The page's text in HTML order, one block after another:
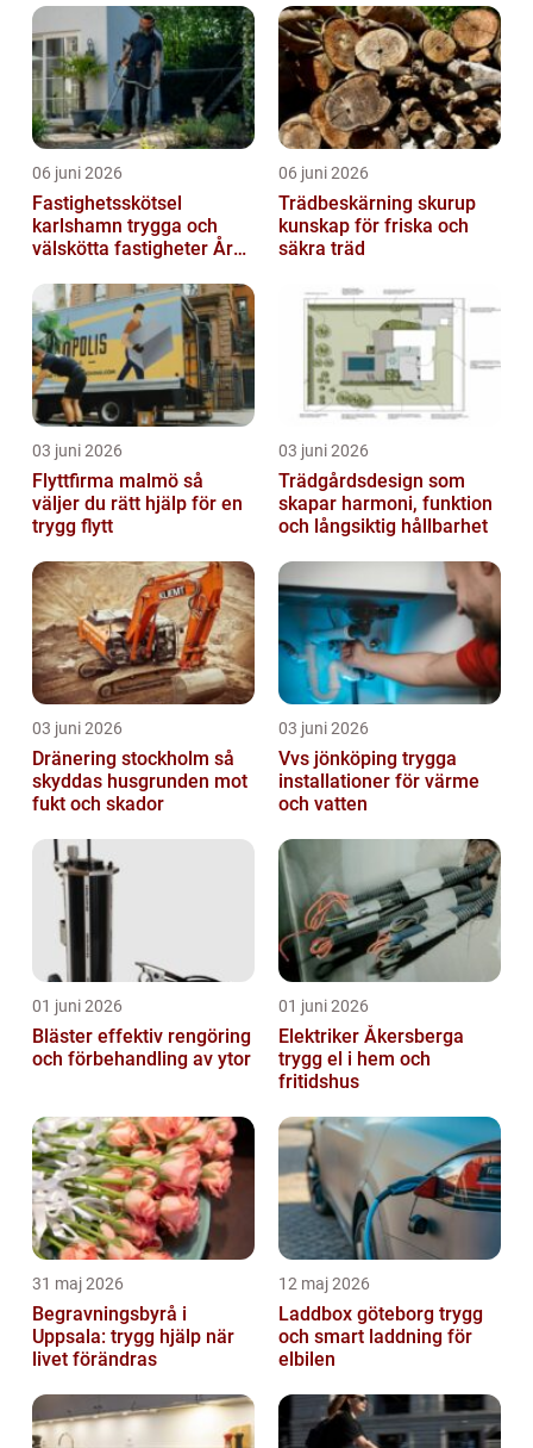
06 juni 2026
Fastighetsskötsel
karlshamn trygga och
välskötta fastigheter Året
06 juni 2026
Trädbeskärning skurup
kunskap för friska och
säkra träd
03 juni 2026
Flyttfirma malmö så
väljer du rätt hjälp för en
trygg flytt
03 juni 2026
Trädgårdsdesign som
skapar harmoni, funktion
och långsiktig hållbarhet
03 juni 2026
Dränering stockholm så
skyddas husgrunden mot
fukt och skador
03 juni 2026
Vvs jönköping trygga
installationer för värme
och vatten
01 juni 2026
Bläster effektiv rengöring
och förbehandling av ytor
01 juni 2026
Elektriker Åkersberga
trygg el i hem och
fritidshus
31 maj 2026
Begravningsbyrå i
Uppsala: trygg hjälp när
livet förändras
12 maj 2026
Laddbox göteborg trygg
och smart laddning för
elbilen